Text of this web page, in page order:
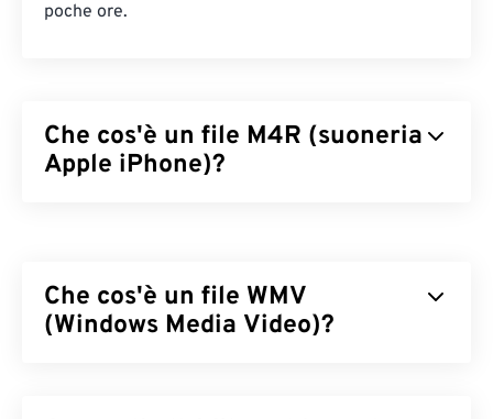
poche ore.
Che cos'è un file M4R (suoneria
Apple iPhone)?
è di 40 secondi. L'unica differenza tra M4R e MPEG
4 Audio (M4A) è l'estensione del file, che consente
Che cos'è un file WMV
(Windows Media Video)?